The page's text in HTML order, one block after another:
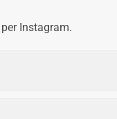
Instagram.